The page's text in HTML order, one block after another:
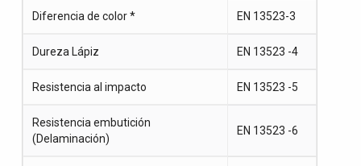
Diferencia de color * EN 13523-3
Dureza Lápiz EN 13523 -4
Resistencia al impacto EN 13523 -5
Resistencia embutición
(Delaminación)
EN 13523 -6